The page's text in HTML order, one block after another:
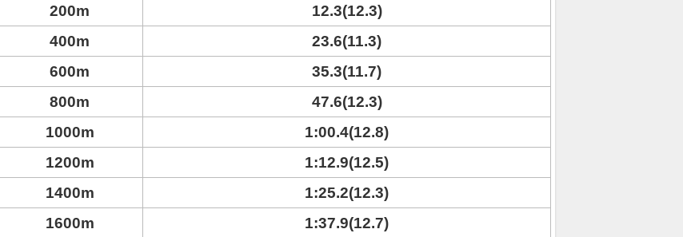
200m
12.3(12.3)
400m
23.6(11.3)
600m
35.3(11.7)
800m
47.6(12.3)
1000m
1:00.4(12.8)
1200m
1:12.9(12.5)
1400m
1:25.2(12.3)
1600m
1:37.9(12.7)